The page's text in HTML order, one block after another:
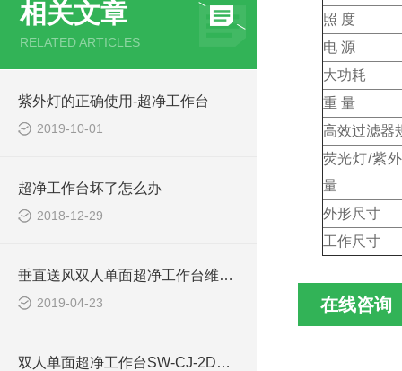
相关文章
RELATED ARTICLES
紫外灯的正确使用-超净工作台
2019-10-01
超净工作台坏了怎么办
2018-12-29
垂直送风双人单面超净工作台维护及故障排除
2019-04-23
双人单面超净工作台SW-CJ-2D的过滤器是否合格
照 度
电 源
大功耗
重 量
高效过滤器
荧光灯/紫
量
外形尺
工作
在线咨询